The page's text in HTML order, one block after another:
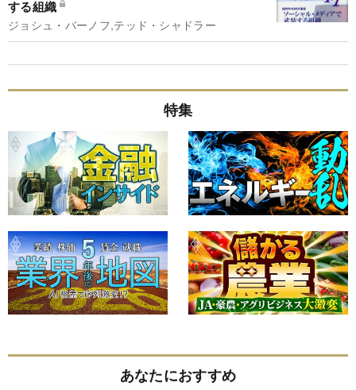
する組織
ジョシュ・バーノフ,テッド・シャドラー
特集
あなたにおすすめ